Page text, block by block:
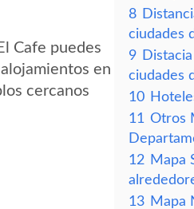
Cafe puedes
en
cercanos
8
ciudades
9
ciudades
10
11 Otros
12 Mapa
13 Mapa